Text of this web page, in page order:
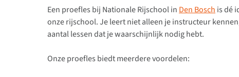
Een proefles bij Nationale Rijschool in Den Bosch is dé
onze rijschool. Je leert niet alleen je instructeur
aantal lessen dat je waarschijnlijk nodig hebt.
Onze proefles biedt meerdere voordelen: